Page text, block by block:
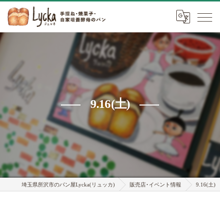
9.16(土)
埼玉県所沢市のパン屋Lycka(リュッカ) 販売店･イベント情報 9.16(土)